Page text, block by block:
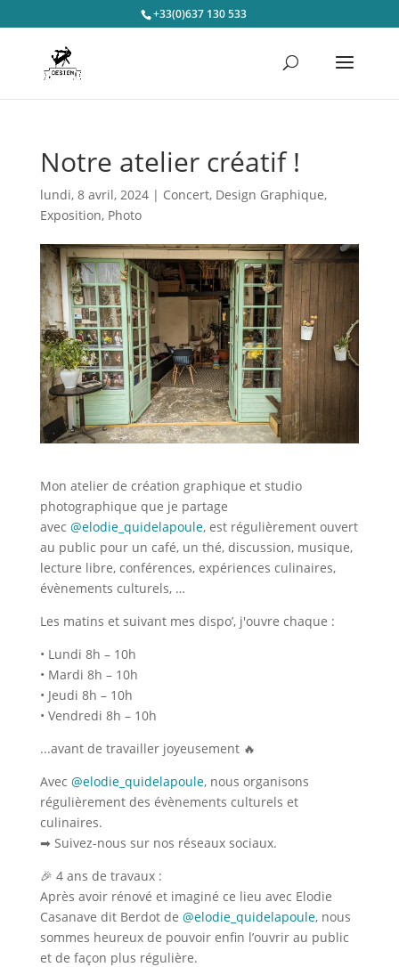
+33(0)637 130 533
Notre atelier créatif !
lundi, 8 avril, 2024| Concert, Design Graphique,
Exposition, Photo
Mon atelier de création graphique et studio
photographique que je partage
avec @elodie_quidelapoule, est régulièrement ouvert
au public pour un café, un thé, discussion, musique,
lecture libre, conférences, expériences culinaires,
évènements culturels, …
Les matins et suivant mes dispo’, j'ouvre chaque :
• Lundi 8h – 10h
• Mardi 8h – 10h
• Jeudi 8h – 10h
• Vendredi 8h – 10h
...avant de travailler joyeusement 🔥
Avec @elodie_quidelapoule, nous organisons
régulièrement des évènements culturels et
culinaires.
➡ Suivez-nous sur nos réseaux sociaux.
🎉 4 ans de travaux :
Après avoir rénové et imaginé ce lieu avec Elodie
Casanave dit Berdot de @elodie_quidelapoule, nous
sommes heureux de pouvoir enfin l’ouvrir au public
et de façon plus régulière.